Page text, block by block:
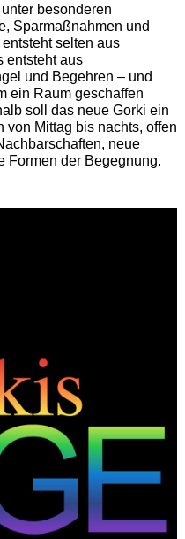
besonderen
Sparmaßnahmen und
selten aus
entsteht aus
und Begehren – und
ein Raum geschaffen
soll das neue Gorki ein
von Mittag bis nachts, offen
neue
Formen der Begegnung.